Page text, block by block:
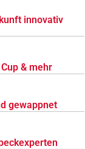
innovativ
& mehr
gewappnet